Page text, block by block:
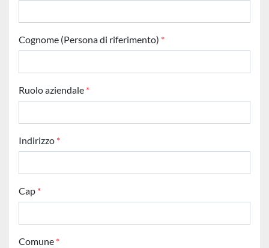
Cognome (Persona di riferimento) *
Ruolo aziendale *
Indirizzo *
Cap *
Comune *